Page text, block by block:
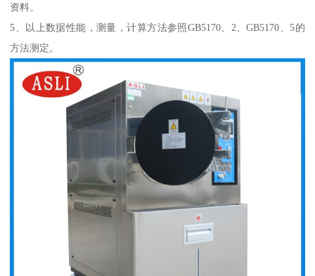
资料。
5、以上数据性能，测量，计算方法参照GB5170、2、GB5170、5的
方法测定。